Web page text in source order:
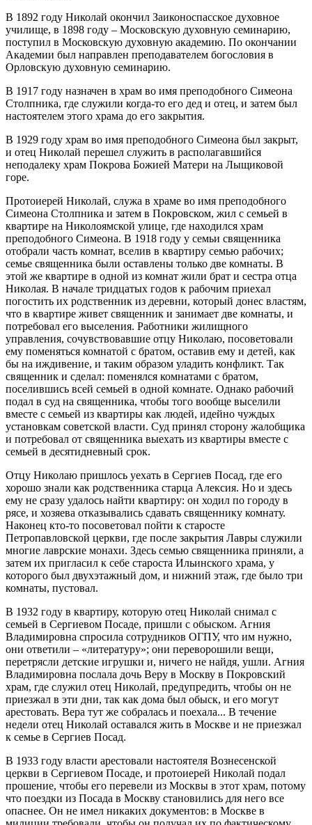
В 1892 году Николай окончил Заиконоспасское духовное
училище, в 1898 году – Московскую духовную семинарию,
поступил в Московскую духовную академию. По окончании
Академии был направлен преподавателем богословия в
Орловскую духовную семинарию.
В 1917 году назначен в храм во имя преподобного Симеона
Столпника, где служили когда-то его дед и отец, и затем был
настоятелем этого храма до его закрытия.
В 1929 году храм во имя преподобного Симеона был закрыт,
и отец Николай перешел служить в располагавшийся
неподалеку храм Покрова Божией Матери на Лыщиковой
горе.
Протоиерей Николай, служа в храме во имя преподобного
Симеона Столпника и затем в Покровском, жил с семьей в
квартире на Николоямской улице, где находился храм
преподобного Симеона. В 1918 году у семьи священника
отобрали часть комнат, вселив в квартиру семью рабочих;
семье священника были оставлены только две комнаты. В
этой же квартире в одной из комнат жили брат и сестра отца
Николая. В начале тридцатых годов к рабочим приехал
погостить их родственник из деревни, который донес властям,
что в квартире живет священник и занимает две комнаты, и
потребовал его выселения. Работники жилищного
управления, сочувствовавшие отцу Николаю, посоветовали
ему поменяться комнатой с братом, оставив ему и детей, как
бы на иждивение, и таким образом уладить конфликт. Так
священник и сделал: поменялся комнатами с братом,
поселившись всей семьей в одной комнате. Однако рабочий
подал в суд на священника, чтобы того вообще выселили
вместе с семьей из квартиры как людей, идейно чуждых
установкам советской власти. Суд принял сторону жалобщика
и потребовал от священника выехать из квартиры вместе с
семьей в десятидневный срок.
Отцу Николаю пришлось уехать в Сергиев Посад, где его
хорошо знали как родственника старца Алексия. Но и здесь
ему не сразу удалось найти квартиру: он ходил по городу в
рясе, и хозяева отказывались сдавать священнику комнату.
Наконец кто-то посоветовал пойти к старосте
Петропавловской церкви, где после закрытия Лавры служили
многие лаврские монахи. Здесь семью священника приняли, а
затем их пригласил к себе староста Ильинского храма, у
которого был двухэтажный дом, и нижний этаж, где было три
комнаты, пустовал.
В 1932 году в квартиру, которую отец Николай снимал с
семьей в Сергиевом Посаде, пришли с обыском. Агния
Владимировна спросила сотрудников ОГПУ, что им нужно,
они ответили – «литературу»; они переворошили вещи,
перетрясли детские игрушки и, ничего не найдя, ушли. Агния
Владимировна послала дочь Веру в Москву в Покровский
храм, где служил отец Николай, предупредить, чтобы он не
приезжал в эти дни, так как дома был обыск, и его могут
арестовать. Вера тут же собралась и поехала... В течение
недели отец Николай оставался жить в Москве и не приезжал
к семье в Сергиев Посад.
В 1933 году власти арестовали настоятеля Вознесенской
церкви в Сергиевом Посаде, и протоиерей Николай подал
прошение, чтобы его перевели из Москвы в этот храм, потому
что поездки из Посада в Москву становились для него все
опаснее. Он не имел никаких документов: в Москве в